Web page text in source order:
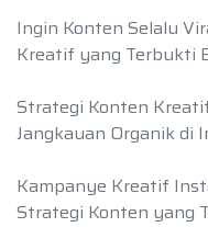
Ingin Konten Selalu
Kreatif yang Terbukti
Strategi Konten
Jangkauan Organik di
Kampanye Kreatif
Strategi Konten yang